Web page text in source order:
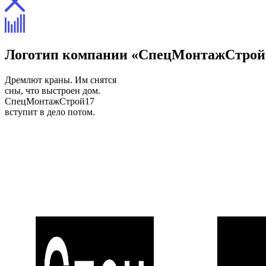
Логотип компании
Дремлют краны. Им снятся
сны, что выстроен дом.
СпецМонтажСтрой17
вступит в дело потом.